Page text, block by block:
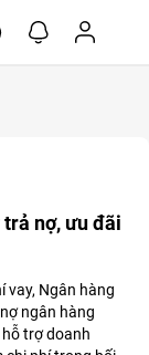
nợ, ưu đãi
vay, Ngân hàng
ngân hàng
trợ doanh